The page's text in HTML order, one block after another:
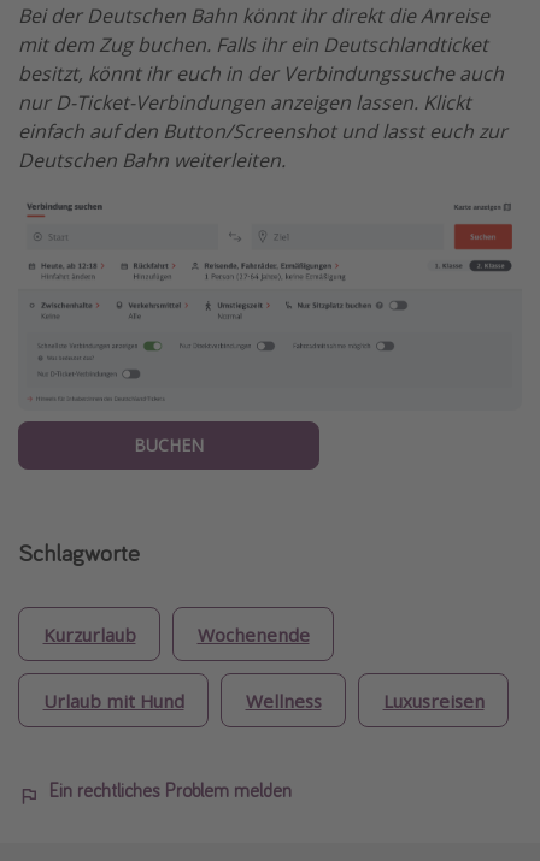
Bei der Deutschen Bahn könnt ihr direkt die Anreise
mit dem Zug buchen. Falls ihr ein Deutschlandticket
besitzt, könnt ihr euch in der Verbindungssuche auch
nur D-Ticket-Verbindungen anzeigen lassen. Klickt
einfach auf den Button/Screenshot und lasst euch zur
Deutschen Bahn weiterleiten.
BUCHEN
Schlagworte
Kurzurlaub Wochenende
Urlaub mit Hund Wellness Luxusreisen
Ein rechtliches Problem melden